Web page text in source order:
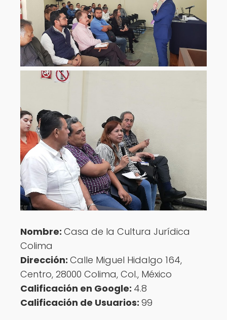
Nombre: Casa de la Cultura Jurídica
Colima
Dirección: Calle Miguel Hidalgo 164,
Centro, 28000 Colima, Col., México
Calificación en Google: 4.8
Calificación de Usuarios: 99